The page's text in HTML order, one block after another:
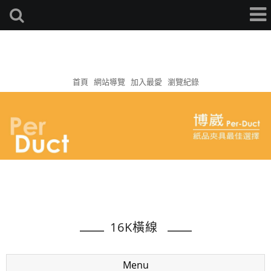
首頁 網站導覽 加入最愛 瀏覽紀錄
16K橫線
Menu